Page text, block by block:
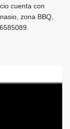
cuenta con
zona BBQ,